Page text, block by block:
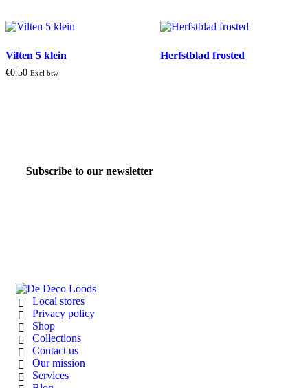
Vilten 5 klein
€0 50 Excl btw
Herfstblad frosted
Subscribe to our newsletter
Local stores
Privacy policy
Shop
Collections
Contact us
Our mission
Services